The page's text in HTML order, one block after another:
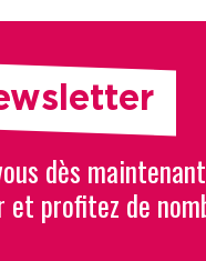
dès
profitez de